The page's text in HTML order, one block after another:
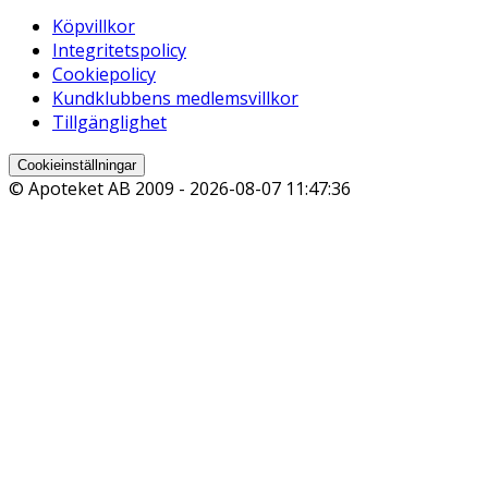
Köpvillkor
Integritetspolicy
Cookiepolicy
Kundklubbens medlemsvillkor
Tillgänglighet
Cookieinställningar
© Apoteket AB 2009 - 2026-08-07 11:47:36